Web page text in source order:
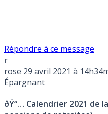
Répondre à ce message
r
rose 29 avril 2021 à
Épargnant
ðŸ“… Calendrier 2021 de